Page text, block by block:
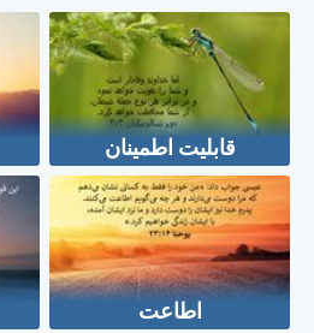
قابلیت اطمینان
اطاعت